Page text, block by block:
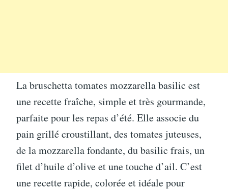
La bruschetta tomates mozzarella basilic est
une recette fraîche, simple et très gourmande,
parfaite pour les repas d’été. Elle associe du
pain grillé croustillant, des tomates juteuses,
de la mozzarella fondante, du basilic frais, un
filet d’huile d’olive et une touche d’ail. C’est
une recette rapide, colorée et idéale pour